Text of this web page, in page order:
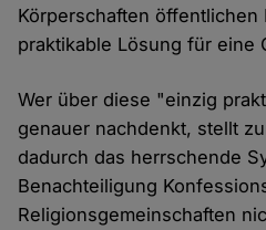
Körperschaften
praktikable Lösung für eine
Wer über diese "einzig
genauer nachdenkt, stellt
dadurch das herrschende
Benachteiligung
Religionsgemeinschaften